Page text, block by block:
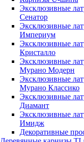
Эксклюзивные
Сенатор
Эксклюзивные
Империум
Эксклюзивные
Кристалло
Эксклюзивные
Мурано Модерн
Эксклюзивные
Мурано Классико
Эксклюзивные
Диамант
Эксклюзивные
Имидж
Декоративные